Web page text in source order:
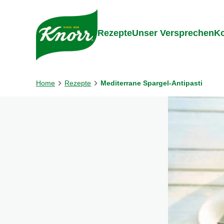
Gehe zu:
RezepteUnser Versprechen
Home Rezepte Mediterrane Spargel-Antipasti